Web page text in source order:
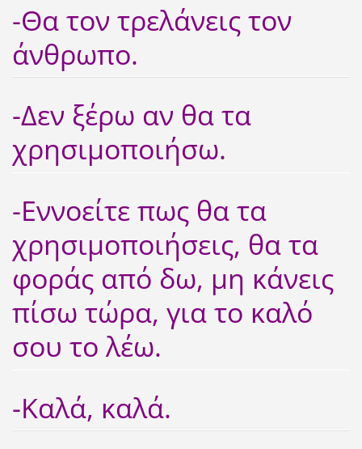
-Θα τον τρελάνεις τον
άνθρωπο.
-Δεν ξέρω αν θα τα
χρησιμοποιήσω.
-Εννοείτε πως θα τα
χρησιμοποιήσεις, θα τα
φοράς από δω, μη κάνεις
πίσω τώρα, για το καλό
σου το λέω.
-Καλά, καλά.